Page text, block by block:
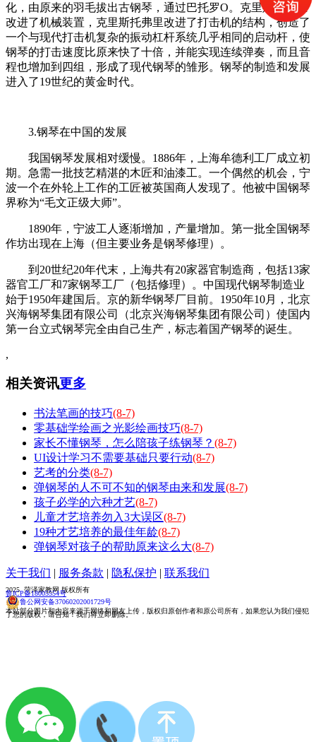
化，由原来的羽毛拔出古钢琴，通过巴托罗O。克里斯托弗里
改进了机械装置，克里斯托弗里改进了打击机的结构，创造了
一个与现代打击机复杂的振动杠杆系统几乎相同的启动杆，使
钢琴的打击速度比原来快了十倍，并能实现连续弹奏，而且音
程也增加到四组，形成了现代钢琴的雏形。钢琴的制造和发展
进入了19世纪的黄金时代。
3.钢琴在中国的发展
我国钢琴发展相对缓慢。1886年，上海牟德利工厂成立初
期。急需一批技艺精湛的木匠和油漆工。一个偶然的机会，宁
波一个在外轮上工作的工匠被英国商人发现了。他被中国钢琴
界称为“毛文正级大师”。
1890年，宁波工人逐渐增加，产量增加。第一批全国钢琴
作坊出现在上海（但主要业务是钢琴修理）。
到20世纪20年代末，上海共有20家器官制造商，包括13家
器官工厂和7家钢琴工厂（包括修理）。中国现代钢琴制造业
始于1950年建国后。京的新华钢琴厂目前。1950年10月，北京
兴海钢琴集团有限公司（北京兴海钢琴集团有限公司）使国内
第一台立式钢琴完全由自己生产，标志着国产钢琴的诞生。
,
相关资讯更多
书法笔画的技巧(8-7)
零基础学绘画之光影绘画技巧(8-7)
家长不懂钢琴，怎么陪孩子练钢琴？ (8-7)
UI设计学习不需要基础只要行动(8-7)
艺考的分类(8-7)
弹钢琴的人不可不知的钢琴由来和发展(8-7)
孩子必学的六种才艺(8-7)
儿童才艺培养勿入3大误区(8-7)
19种才艺培养的最佳年龄(8-7)
弹钢琴对孩子的帮助原来这么大(8-7)
关于我们 | 服务条款 | 隐私保护 | 联系我们
2025 菏泽家教网 版权所有
鲁ICP备18005554号
鲁公网安备37060202001729号
本站部分图片和内容来源于网络和网友上传，版权归原创作者和原公司所有，如果您认为我们侵犯
了您的版权，请告知！我们将立即删除。